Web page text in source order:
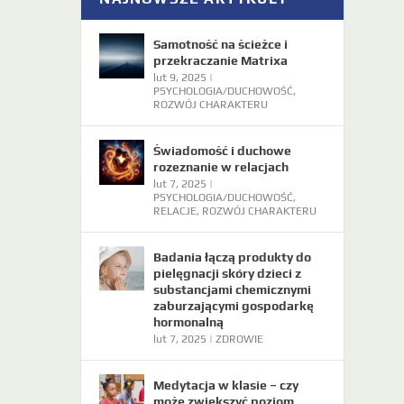
Samotność na ścieżce i
przekraczanie Matrixa
lut 9, 2025 |
PSYCHOLOGIA/DUCHOWOŚĆ,
ROZWÓJ CHARAKTERU
Świadomość i duchowe
rozeznanie w relacjach
lut 7, 2025 |
PSYCHOLOGIA/DUCHOWOŚĆ,
RELACJE, ROZWÓJ CHARAKTERU
Badania łączą produkty do
pielęgnacji skóry dzieci z
substancjami chemicznymi
zaburzającymi gospodarkę
hormonalną
lut 7, 2025 |ZDROWIE
Medytacja w klasie – czy